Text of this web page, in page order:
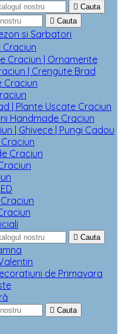
 Cauta
 Cauta
si Sarbatori
Craciun
Craciun | Ornamente
| Crengute Brad
Craciun
| Plante Uscate Craciun
Handmade Craciun
| Ghivece | Pungi Cadou
Craciun
 Cauta
de Primavara
 Cauta